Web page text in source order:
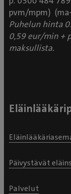
pvm/mpm)
Puhelun hinta
0,59 eur/min +
maksullista.
Päivystävät
Palvelut